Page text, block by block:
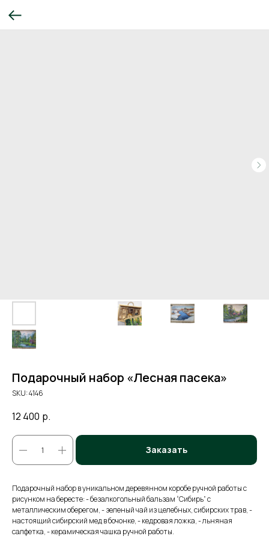
Подарочный набор «Лесная пасека»
SKU:4146
12 400 р.
Заказать
Подарочный набор в уникальном деревянном коробе ручной работы с
рисунком на бересте: - безалкогольный бальзам “Сибирь” с
металлическим оберегом, - зеленый чай из целебных, сибирских трав, -
настоящий сибирский мед в бочонке, - кедровая ложка, - льняная
салфетка, - керамическая чашка ручной работы.